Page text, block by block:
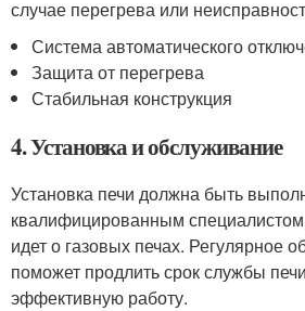
случае перегрева или
Система автоматического
Защита от перегрева
Стабильная конструкция
4. Установка и обслуживание
Установка печи должна быть
квалифицированным
идет о газовых печах. Регулярное
поможет продлить срок службы
эффективную работу.